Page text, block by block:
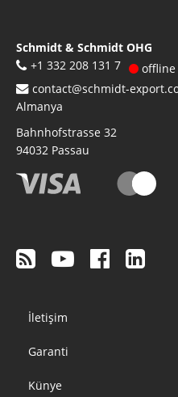
Schmidt & Schmidt OHG
+1 332 208 131 7
offline
contact@schmidt-
Almanya
Bahnhofstrasse 32
94032 Passau
Footer
menu
İletişim
Garanti
Künye